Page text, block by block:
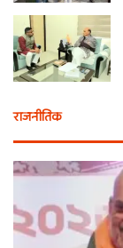
राजनीतिक